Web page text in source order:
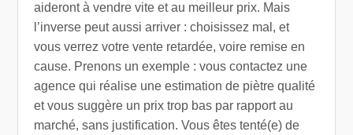
aideront à vendre vite et au meilleur prix. Mais
l’inverse peut aussi arriver : choisissez mal, et
vous verrez votre vente retardée, voire remise en
cause. Prenons un exemple : vous contactez une
agence qui réalise une estimation de piètre qualité
et vous suggère un prix trop bas par rapport au
marché, sans justification. Vous êtes tenté(e) de